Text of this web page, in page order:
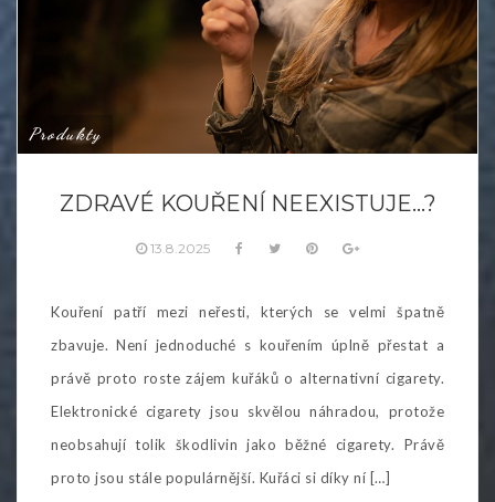
Produkty
ZDRAVÉ KOUŘENÍ NEEXISTUJE…?
13.8.2025
Kouření patří mezi neřesti, kterých se velmi špatně
zbavuje. Není jednoduché s kouřením úplně přestat a
právě proto roste zájem kuřáků o alternativní cigarety.
Elektronické cigarety jsou skvělou náhradou, protože
neobsahují tolik škodlivin jako běžné cigarety. Právě
proto jsou stále populárnější. Kuřáci si díky ní […]